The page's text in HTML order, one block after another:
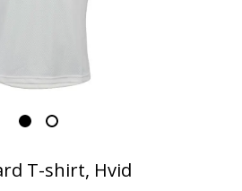
T-shirt, Hvid